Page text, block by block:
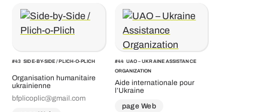
#43 SIDE-BY-SIDE / PLICH-O-PLICH
Organisation humanitaire
ukrainienne
bfplicoplic@gmail.com
#44 UAO – UKRAINE ASSISTANCE
ORGANIZATION
Aide internationale pour
l’Ukraine
page Web